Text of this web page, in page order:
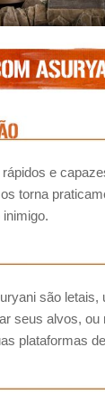
e
torna
são letais,
seus alvos, ou
plataformas